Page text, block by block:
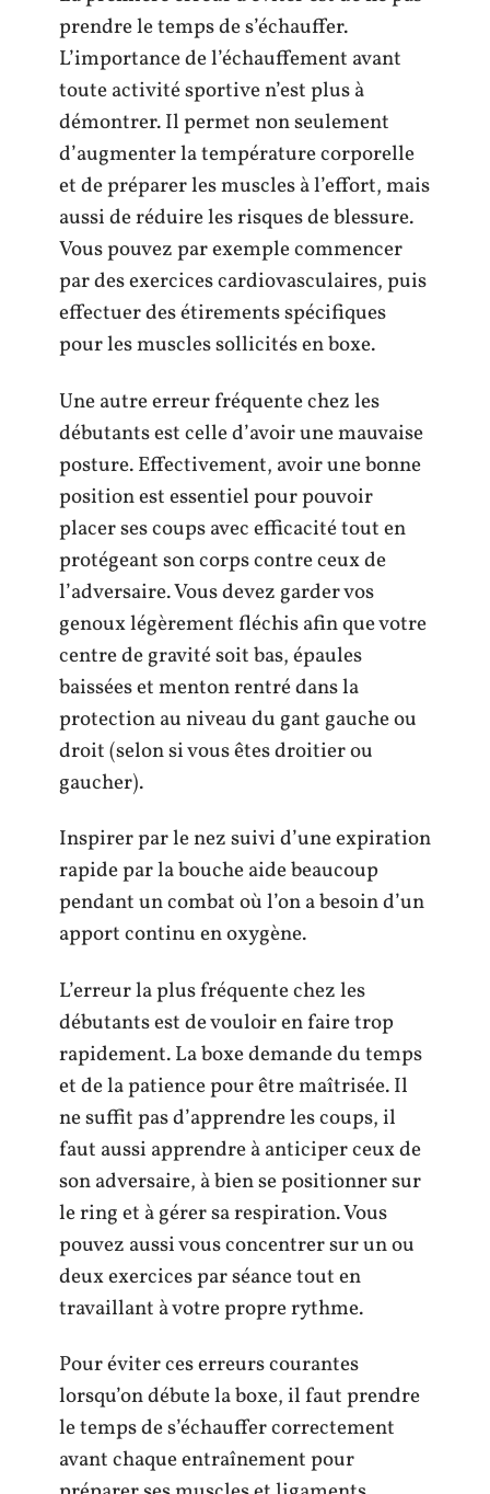
prendre le temps de s’échauffer.
L’importance de l’échauffement avant
toute activité sportive n’est plus à
démontrer. Il permet non seulement
d’augmenter la température corporelle
et de préparer les muscles à l’effort, mais
aussi de réduire les risques de blessure.
Vous pouvez par exemple commencer
par des exercices cardiovasculaires, puis
effectuer des étirements spécifiques
pour les muscles sollicités en boxe.
Une autre erreur fréquente chez les
débutants est celle d’avoir une mauvaise
posture. Effectivement, avoir une bonne
position est essentiel pour pouvoir
placer ses coups avec efficacité tout en
protégeant son corps contre ceux de
l’adversaire. Vous devez garder vos
genoux légèrement fléchis afin que votre
centre de gravité soit bas, épaules
baissées et menton rentré dans la
protection au niveau du gant gauche ou
droit (selon si vous êtes droitier ou
gaucher).
Inspirer par le nez suivi d’une expiration
rapide par la bouche aide beaucoup
pendant un combat où l’on a besoin d’un
apport continu en oxygène.
L’erreur la plus fréquente chez les
débutants est de vouloir en faire trop
rapidement. La boxe demande du temps
et de la patience pour être maîtrisée. Il
ne suffit pas d’apprendre les coups, il
faut aussi apprendre à anticiper ceux de
son adversaire, à bien se positionner sur
le ring et à gérer sa respiration. Vous
pouvez aussi vous concentrer sur un ou
deux exercices par séance tout en
travaillant à votre propre rythme.
Pour éviter ces erreurs courantes
lorsqu’on débute la boxe, il faut prendre
le temps de s’échauffer correctement
avant chaque entraînement pour